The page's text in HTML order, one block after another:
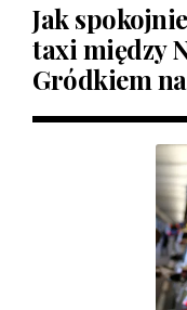
Jak
taxi między
Gródkiem